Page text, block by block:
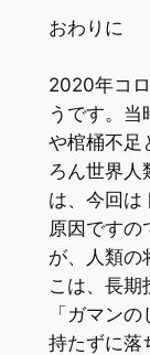
おわりに
2020年コ
うです。当
や棺桶不足
ろん世界人
は、今回は
原因ですの
が、人類の
こは、長期
「ガマン
持たずに落